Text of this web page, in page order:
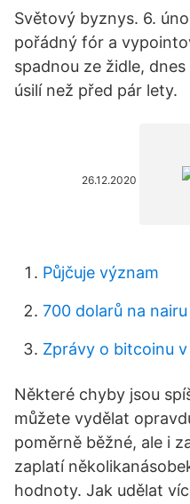
Světový byznys. 6.
pořádný fór a
spadnou ze židle,
úsilí než před pár lety.
26.12.2020
Půjčuje význam
700 dolarů na nairu
Zprávy o bitcoinu
Některé chyby jsou
můžete vydělat
poměrně běžné, ale i
zaplatí
hodnoty. Jak udělat